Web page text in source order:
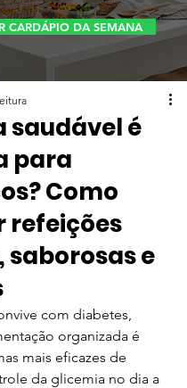
CARDÁPIO DA SEMANA
saudável é
para
Como
refeições
saborosas e
com diabetes,
organizada é
mais eficazes de
da glicemia no dia a